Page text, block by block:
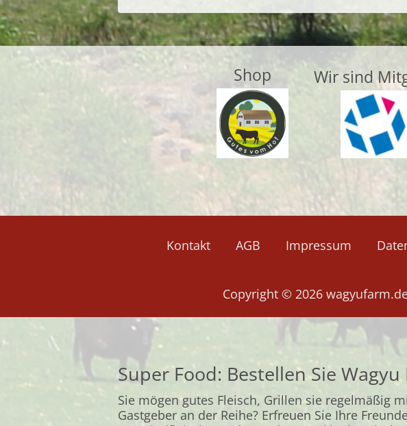
Shop Wir sind
Kontakt AGB Impressum
Copyright © 2026
Super Food: Bestellen Sie
Sie mögen gutes Fleisch, Grillen sie regelmäßig
Gastgeber an der Reihe? Erfreuen Sie Ihre